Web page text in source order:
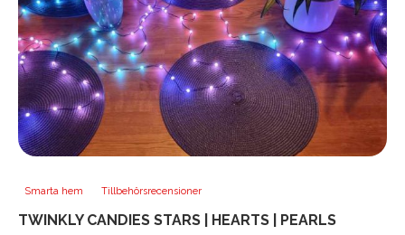
Smarta hem Tillbehörsrecensioner
TWINKLY CANDIES STARS | HEARTS | PEARLS